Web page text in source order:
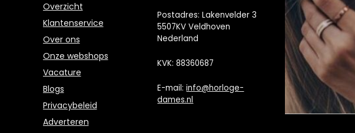
Overzicht
Klantenservice
Over ons
Onze webshops
Vacature
Blogs
Privacybeleid
Adverteren
Postadres: Lakenvelder 3
5507KV Veldhoven
Nederland
KVK: 88360687
E-mail:info@horloge-
dames.nl